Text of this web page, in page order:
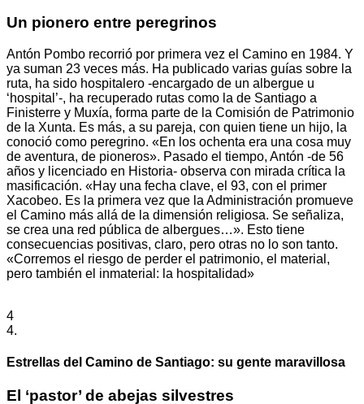
Un pionero entre peregrinos
Antón Pombo recorrió por primera vez el Camino en 1984. Y
ya suman 23 veces más. Ha publicado varias guías sobre la
ruta, ha sido hospitalero -encargado de un albergue u
‘hospital’-, ha recuperado rutas como la de Santiago a
Finisterre y Muxía, forma parte de la Comisión de Patrimonio
de la Xunta. Es más, a su pareja, con quien tiene un hijo, la
conoció como peregrino. «En los ochenta era una cosa muy
de aventura, de pioneros». Pasado el tiempo, Antón -de 56
años y licenciado en Historia- observa con mirada crítica la
masificación. «Hay una fecha clave, el 93, con el primer
Xacobeo. Es la primera vez que la Administración promueve
el Camino más allá de la dimensión religiosa. Se señaliza,
se crea una red pública de albergues…». Esto tiene
consecuencias positivas, claro, pero otras no lo son tanto.
«Corremos el riesgo de perder el patrimonio, el material,
pero también el inmaterial: la hospitalidad»
4
4.
Estrellas del Camino de Santiago: su gente maravillosa
El ‘pastor’ de abejas silvestres